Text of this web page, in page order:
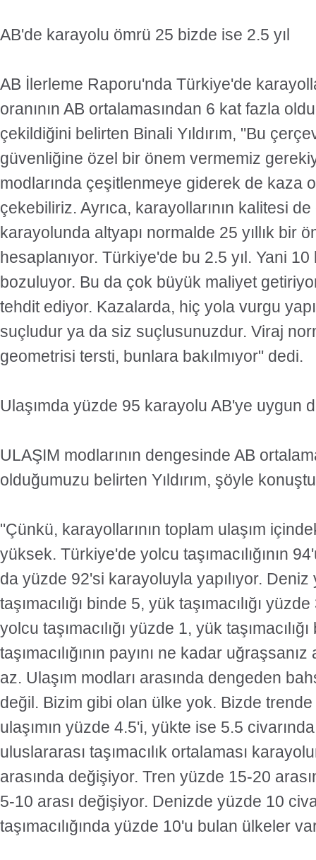
AB'de karayolu ömrü 25 bizde ise 2.5 yıl
AB İlerleme Raporu'nda Türkiye'de
oranının AB ortalamasından 6 kat fazla
çekildiğini belirten Binali Yıldırım, "Bu
güvenliğine özel bir önem vermemiz
modlarında çeşitlenmeye giderek de kaza
çekebiliriz. Ayrıca, karayollarının kalitesi de
karayolunda altyapı normalde 25 yıllık bir
hesaplanıyor. Türkiye'de bu 2.5 yıl. Yani
bozuluyor. Bu da çok büyük maliyet
tehdit ediyor. Kazalarda, hiç yola vurgu
suçludur ya da siz suçlusunuzdur. Viraj
geometrisi tersti, bunlara bakılmıyor" dedi.
Ulaşımda yüzde 95 karayolu AB'ye uygun
ULAŞIM modlarının dengesinde AB
olduğumuzu belirten Yıldırım, şöyle
"Çünkü, karayollarının toplam ulaşım
yüksek. Türkiye'de yolcu taşımacılığının
da yüzde 92'si karayoluyla yapılıyor.
taşımacılığı binde 5, yük taşımacılığı
yolcu taşımacılığı yüzde 1, yük
taşımacılığının payını ne kadar
az. Ulaşım modları arasında dengeden
değil. Bizim gibi olan ülke yok. Bizde
ulaşımın yüzde 4.5'i, yükte ise 5.5
uluslararası taşımacılık ortalaması
arasında değişiyor. Tren yüzde 15-20
5-10 arası değişiyor. Denizde yüzde 10
taşımacılığında yüzde 10'u bulan ülkeler